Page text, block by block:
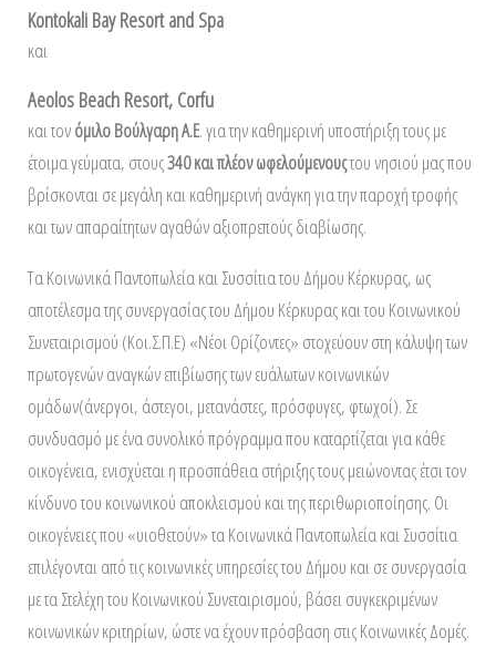
Kontokali Bay Resort and Spa
και
Aeolos Beach Resort, Corfu
και τονόμιλο Βούλγαρη Α.Ε. για την καθημερινή υποστήριξη τους με
έτοιμα γεύματα, στους340 και πλέον ωφελούμενουςτου νησιού μας που
βρίσκονται σε μεγάλη και καθημερινή ανάγκη για την παροχή τροφής
και των απαραίτητων αγαθών αξιοπρεπούς διαβίωσης.
Τα Κοινωνικά Παντοπωλεία και Συσσίτια του Δήμου Κέρκυρας, ως
αποτέλεσμα της συνεργασίας του Δήμου Κέρκυρας και του Κοινωνικού
Συνεταιρισμού (Κοι.Σ.Π.Ε) «Νέοι Ορίζοντες» στοχεύουν στη κάλυψη των
πρωτογενών αναγκών επιβίωσης των ευάλωτων κοινωνικών
ομάδων(άνεργοι, άστεγοι, μετανάστες, πρόσφυγες, φτωχοί). Σε
συνδυασμό με ένα συνολικό πρόγραμμα που καταρτίζεται για κάθε
οικογένεια, ενισχύεται η προσπάθεια στήριξης τους μειώνοντας έτσι τον
κίνδυνο του κοινωνικού αποκλεισμού και της περιθωριοποίησης. Οι
οικογένειες που «υιοθετούν» τα Κοινωνικά Παντοπωλεία και Συσσίτια
επιλέγονται από τις κοινωνικές υπηρεσίες του Δήμου και σε συνεργασία
με τα Στελέχη του Κοινωνικού Συνεταιρισμού, βάσει συγκεκριμένων
κοινωνικών κριτηρίων, ώστε να έχουν πρόσβαση στις Κοινωνικές Δομές.